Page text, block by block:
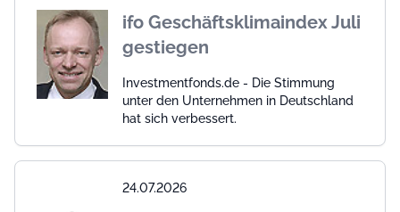
ifo Geschäftsklimaindex Juli
gestiegen
Investmentfonds.de - Die Stimmung
unter den Unternehmen in Deutschland
hat sich verbessert.
24.07.2026